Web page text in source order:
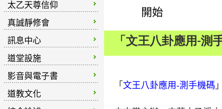
太乙天尊信仰
真誠靜修會
訊息中心
道堂設施
影音與電子書
道教文化
開始
「文王八卦應用-測
「 文王八卦應用-測手機碼